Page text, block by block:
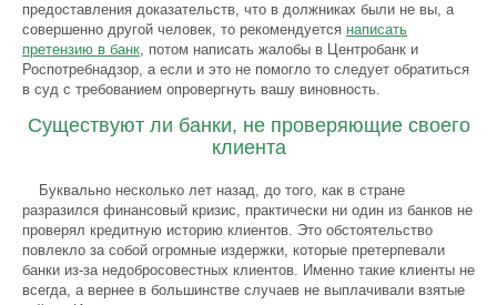
предоставления доказательств, что в должниках были не вы, а
совершенно другой человек, то рекомендуется написать
претензию в банк, потом написать жалобы в Центробанк и
Роспотребнадзор, а если и это не помогло то следует обратиться
в суд с требованием опровергнуть вашу виновность.
Существуют ли банки, не проверяющие своего
клиента
Буквально несколько лет назад, до того, как в стране
разразился финансовый кризис, практически ни один из банков не
проверял кредитную историю клиентов. Это обстоятельство
повлекло за собой огромные издержки, которые претерпевали
банки из-за недобросовестных клиентов. Именно такие клиенты не
всегда, а вернее в большинстве случаев не выплачивали взятые